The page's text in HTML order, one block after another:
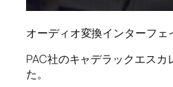
オーディオ変換インターフェ
PAC社のキャデラックエスカ
た。